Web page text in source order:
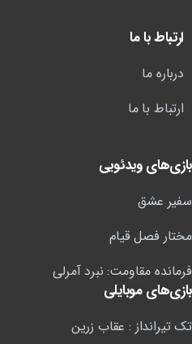
ارتباط با ما
درباره ما
ارتباط با ما
بازی‌های ویدئویی
سفیر عشق
مختار فصل قیام
فرمانده مقاومت: نبرد آمرلی
بازی‌های موبایلی
تک تیرانداز : عقاب زرین